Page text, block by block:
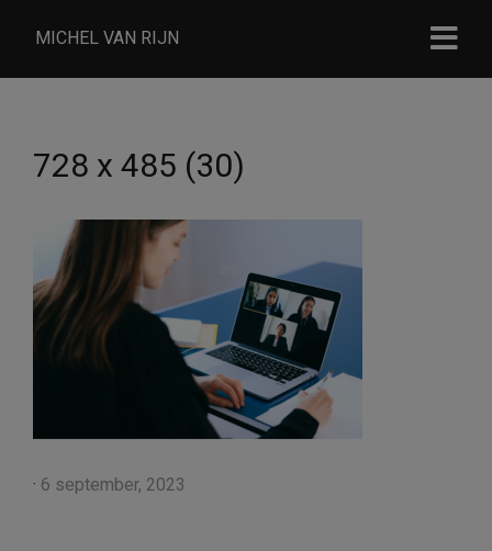
MICHEL VAN RIJN
728 x 485 (30)
· 6 september, 2023